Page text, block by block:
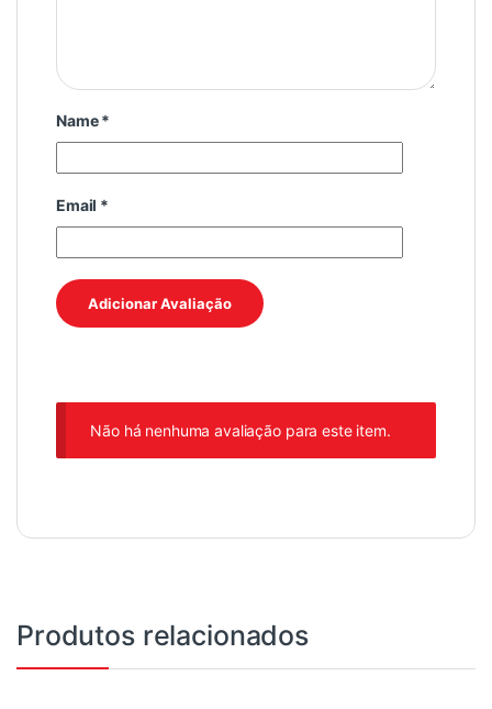
Name*
Email *
Não há nenhuma avaliação para este item.
Produtos relacionados